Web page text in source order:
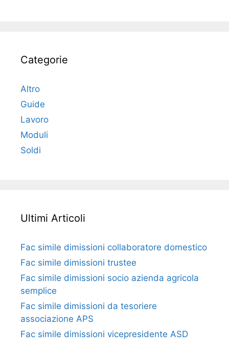
Categorie
Altro
Guide
Lavoro
Moduli
Soldi
Ultimi Articoli
Fac simile dimissioni collaboratore domestico​​​
Fac simile dimissioni trustee​​​
Fac simile ​dimissioni socio azienda agricola
semplice​​​
Fac simile dimissioni da tesoriere
associazione APS​​
Fac simile dimissioni vicepresidente ASD​​